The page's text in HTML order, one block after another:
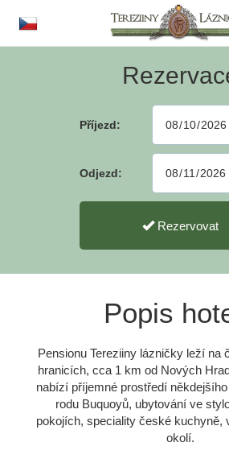
Příjezd:
Odjezd:
Rezervovat
Popis
Pensionu Tereziiny lázničky leží na
hranicích, cca 1 km od Nových
nabízí příjemné prostředí
rodu Buquoyů, ubytování ve
pokojích, speciality české kuchyně,
okolí.